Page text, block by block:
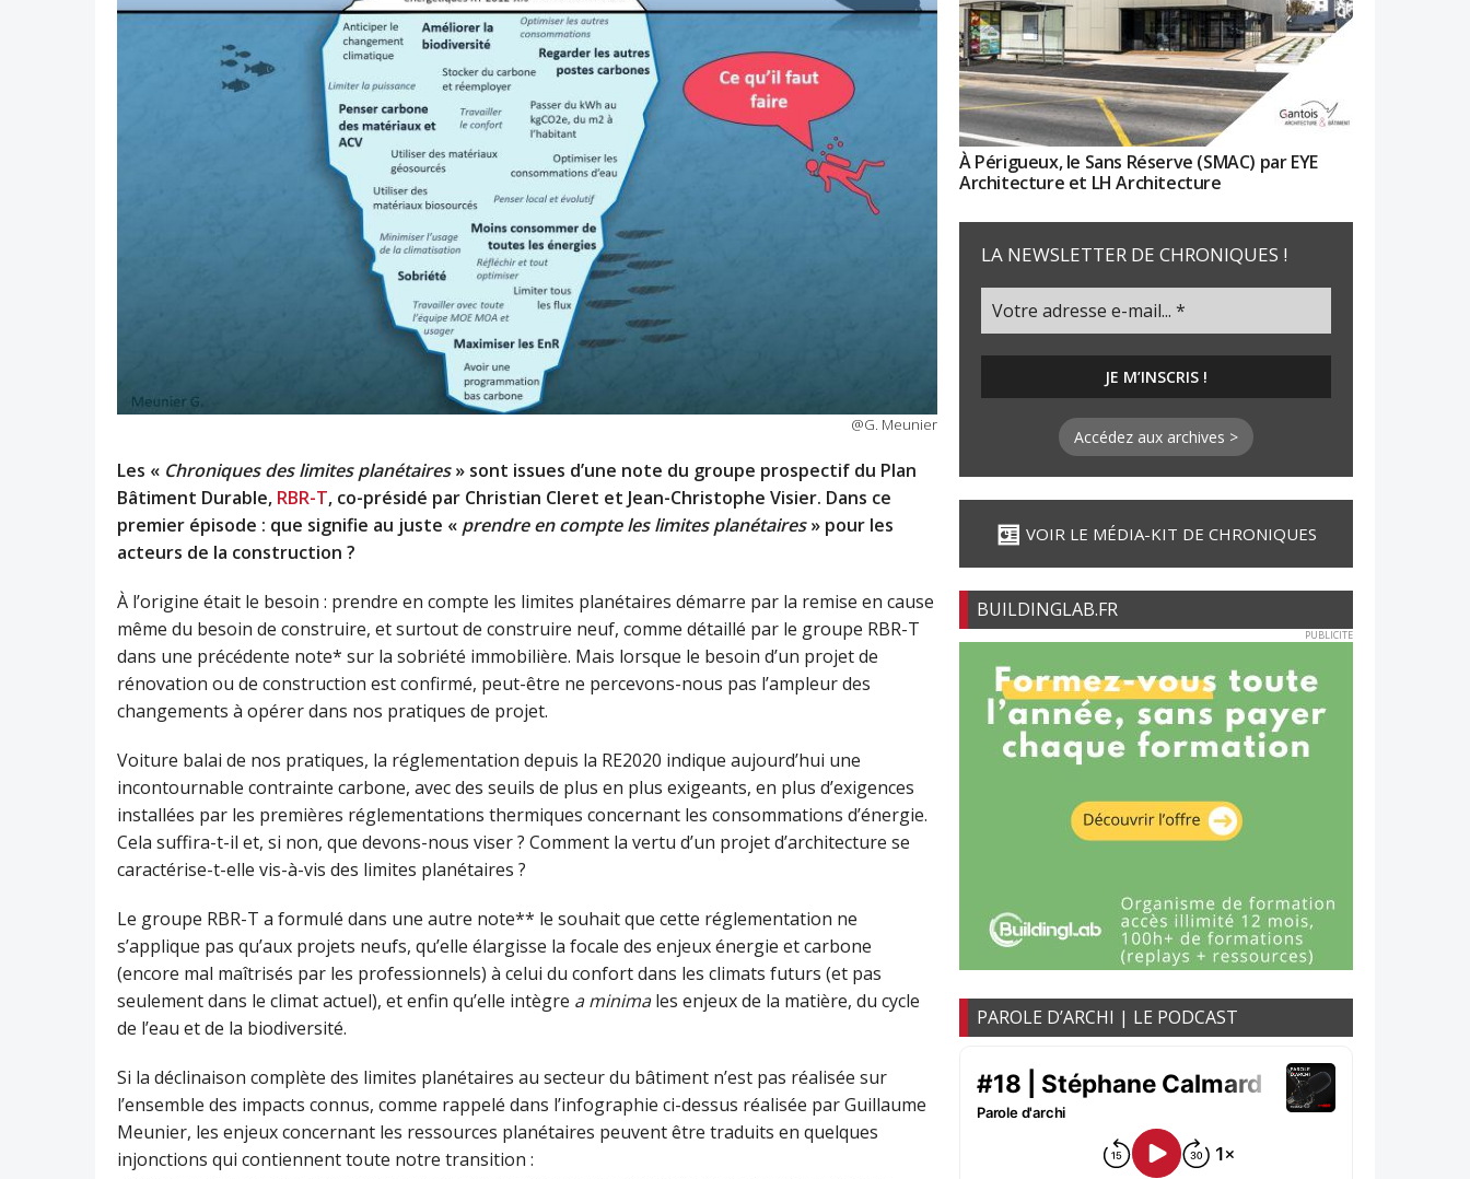
@G. Meunier
Les « Chroniques des limites planétaires» sont issues d’une note du groupe prospectif du Plan
Bâtiment Durable, RBR-T, co-présidé par Christian Cleret et Jean-Christophe Visier. Dans ce
premier épisode : que signifie au juste « prendre en compte les limites planétaires» pour les
acteurs de la construction ?
À l’origine était le besoin : prendre en compte les limites planétaires démarre par la remise en cause
même du besoin de construire, et surtout de construire neuf, comme détaillé par le groupe RBR-T
dans une précédente note* sur la sobriété immobilière. Mais lorsque le besoin d’un projet de
rénovation ou de construction est confirmé, peut-être ne percevons-nous pas l’ampleur des
changements à opérer dans nos pratiques de projet.
Voiture balai de nos pratiques, la réglementation depuis la RE2020 indique aujourd’hui une
incontournable contrainte carbone, avec des seuils de plus en plus exigeants, en plus d’exigences
installées par les premières réglementations thermiques concernant les consommations d’énergie.
Cela suffira-t-il et, si non, que devons-nous viser ? Comment la vertu d’un projet d’architecture se
caractérise-t-elle vis-à-vis des limites planétaires ?
Le groupe RBR-T a formulé dans une autre note** le souhait que cette réglementation ne
s’applique pas qu’aux projets neufs, qu’elle élargisse la focale des enjeux énergie et carbone
(encore mal maîtrisés par les professionnels) à celui du confort dans les climats futurs (et pas
seulement dans le climat actuel), et enfin qu’elle intègre a minimales enjeux de la matière, du cycle
de l’eau et de la biodiversité.
Si la déclinaison complète des limites planétaires au secteur du bâtiment n’est pas réalisée sur
l’ensemble des impacts connus, comme rappelé dans l’infographie ci-dessus réalisée par Guillaume
Meunier, les enjeux concernant les ressources planétaires peuvent être traduits en quelques
injonctions qui contiennent toute notre transition :
À Périgueux, le Sans Réserve (SMAC) par EYE
Architecture et LH Architecture
LA NEWSLETTER DE CHRONIQUES !
Accédez aux archives >
VOIR LE MÉDIA-KIT DE CHRONIQUES
BUILDINGLAB.FR
PUBLICITE
PAROLE D’ARCHI | LE PODCAST